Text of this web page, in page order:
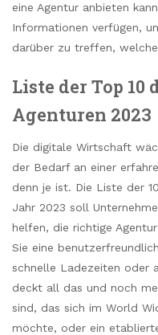
eine Agentur anbieten
Informationen verfügen,
darüber zu treffen,
Liste der Top 10
Agenturen 2023
Die digitale Wirtschaft
der Bedarf an einer
denn je ist. Die Liste der
Jahr 2023 soll
helfen, die richtige
Sie eine
schnelle Ladezeiten oder
deckt all das und noch
sind, das sich im World
möchte, oder ein